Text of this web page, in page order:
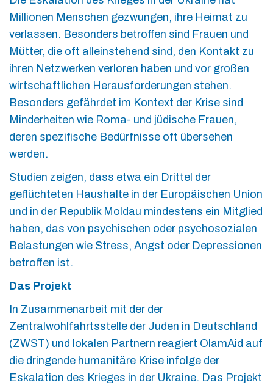
Millionen Menschen gezwungen, ihre Heimat zu
verlassen. Besonders betroffen sind Frauen und
Mütter, die oft alleinstehend sind, den Kontakt zu
ihren Netzwerken verloren haben und vor großen
wirtschaftlichen Herausforderungen stehen.
Besonders gefährdet im Kontext der Krise sind
Minderheiten wie Roma- und jüdische Frauen,
deren spezifische Bedürfnisse oft übersehen
werden.
Studien zeigen, dass etwa ein Drittel der
geflüchteten Haushalte in der Europäischen Union
und in der Republik Moldau mindestens ein Mitglied
haben, das von psychischen oder psychosozialen
Belastungen wie Stress, Angst oder Depressionen
betroffen ist.
Das Projekt
In Zusammenarbeit mit der der
Zentralwohlfahrtsstelle der Juden in Deutschland
(ZWST) und lokalen Partnern reagiert OlamAid auf
die dringende humanitäre Krise infolge der
Eskalation des Krieges in der Ukraine. Das Projekt